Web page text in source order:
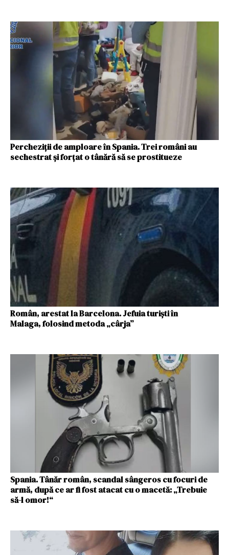
Percheziții de amploare în Spania. Trei români au
sechestrat și forțat o tânără să se prostitueze
Român, arestat la Barcelona. Jefuia turişti în
Malaga, folosind metoda „cârja”
Spania. Tânăr român, scandal sângeros cu focuri de
armă, după ce ar fi fost atacat cu o macetă: „Trebuie
să-l omor!“